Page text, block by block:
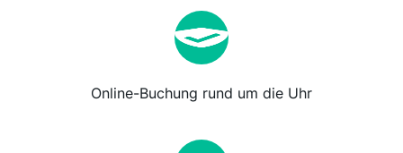
Online-Buchung rund um die Uhr